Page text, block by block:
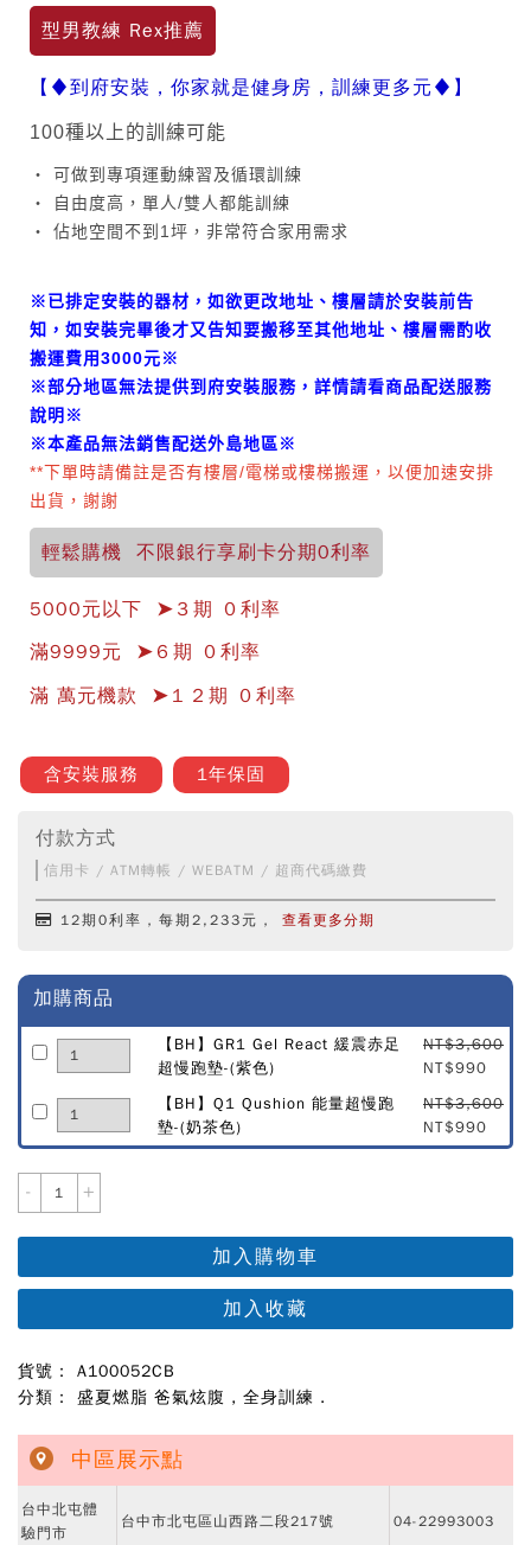
型男教練 Rex推薦
【♦到府安裝，你家就是健身房，訓練更多元♦】
100種以上的訓練可能
‧ 可做到專項運動練習及循環訓練
‧ 自由度高，單人/雙人都能訓練
‧ 佔地空間不到1坪，非常符合家用需求
※已排定安裝的器材，如欲更改地址、樓層請於安裝前告
知，如安裝完畢後才又告知要搬移至其他地址、樓層需酌收
搬運費用3000元※
※部分地區無法提供到府安裝服務，詳情請看商品配送服務
說明 ※
※本產品無法銷售配送外島地區※
**下單時請備註是否有樓層/電梯或樓梯搬運，以便加速安排
出貨，謝謝
輕鬆購機 不限銀行享刷卡分期0利率
5000元以下 ➤３期 ０利率
滿9999元 ➤６期 ０利率
滿 萬元機款 ➤１２期 ０利率
含安裝服務 1年保固
付款方式
信用卡 / ATM轉帳 / WEBATM / 超商代碼繳費
12期0利率，每期2,233元， 查看更多分期
加購商品
【BH】GR1 Gel React 緩震赤足
超慢跑墊-(紫色)
NT$3,600
NT$990
【BH】Q1 Qushion 能量超慢跑
墊-(奶茶色)
NT$3,600
NT$990
- +
加入購物車
加入收藏
貨號： A100052CB
分類： 盛夏燃脂 爸氣炫腹 , 全身訓練 .
中區展示點
台中北屯體
驗門市
台中市北屯區山西路二段217號 04-22993003